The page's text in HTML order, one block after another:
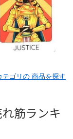
テゴリの 商品を探す
筋ランキ